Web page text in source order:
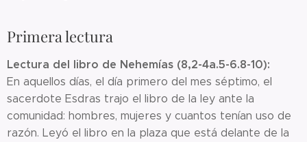
Primera lectura
Lectura del libro de Nehemías (8,2-4a.5-6.8-10):
En aquellos días, el día primero del mes séptimo, el
sacerdote Esdras trajo el libro de la ley ante la
comunidad: hombres, mujeres y cuantos tenían uso de
razón. Leyó el libro en la plaza que está delante de la